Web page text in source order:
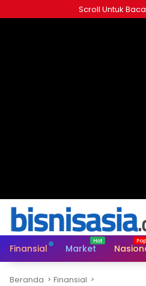
ke
Scroll Untuk
Finansial Market
Beranda Finansial